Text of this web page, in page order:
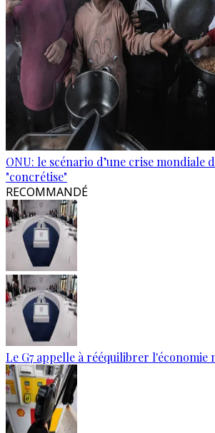
ONU: le scénario d’une crise mondiale
"concrétise"
RECOMMANDÉ
Le G7 appelle à rééquilibrer l'économie